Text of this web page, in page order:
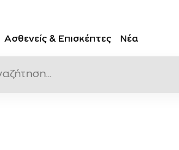
Ασθενείς & Επισκέπτες Νέα